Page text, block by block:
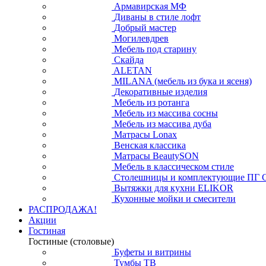
Армавирская МФ
Диваны в стиле лофт
Добрый мастер
Могилевдрев
Мебель под старину
Скайда
ALETAN
MILANA (мебель из бука и ясеня)
Декоративные изделия
Мебель из ротанга
Мебель из массива сосны
Мебель из массива дуба
Матрасы Lonax
Венская классика
Матрасы BeautySON
Мебель в классическом стиле
Столешницы и комплектующие ПГ
Вытяжки для кухни ELIKOR
Кухонные мойки и смесители
РАСПРОДАЖА!
Акции
Гостиная
Гостиные (столовые)
Буфеты и витрины
Тумбы ТВ